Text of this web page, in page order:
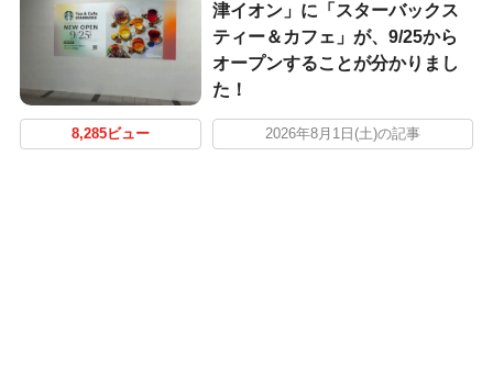
津イオン」に「スターバックス
ティー＆カフェ」が、9/25から
オープンすることが分かりまし
た！
8,285ビュー 2026年8月1日(土)の記事